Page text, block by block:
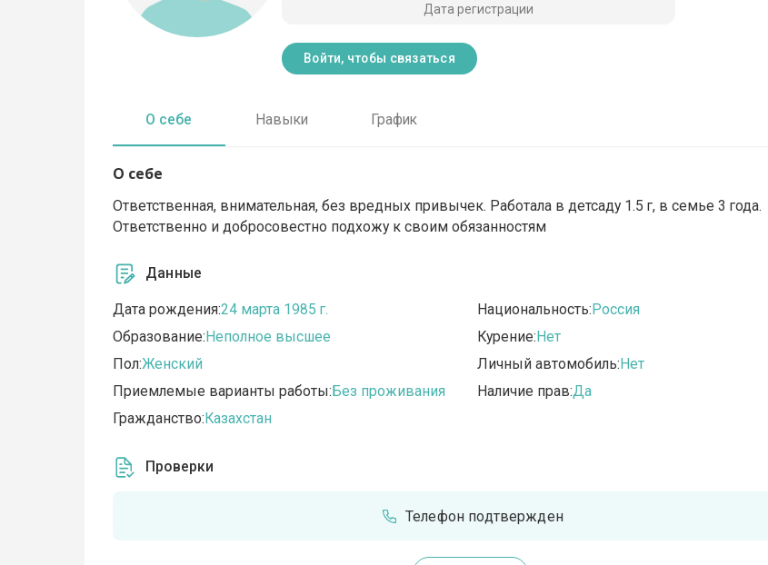
Дата регистрации
Войти, чтобы связаться
О себе Навыки График
О себе
Ответственная, внимательная, без вредных привычек. Работала в детсаду 1.5 г, в семье 3 года.
Ответственно и добросовестно подхожу к своим обязанностям
Данные
Дата рождения:24 марта 1985 г.
Образование:Неполное высшее
Пол:Женский
Приемлемые варианты работы:Без проживания
Гражданство:Казахстан
Национальность:Россия
Курение:Нет
Личный автомобиль:Нет
Наличие прав:Да
Проверки
Телефон подтвержден